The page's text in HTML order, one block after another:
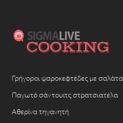
Γρήγοροι ψαροκεφτέδες με σαλάτα
Παγωτό σάντουιτς στρατσιατέλα
Αθερίνα τηγανητή